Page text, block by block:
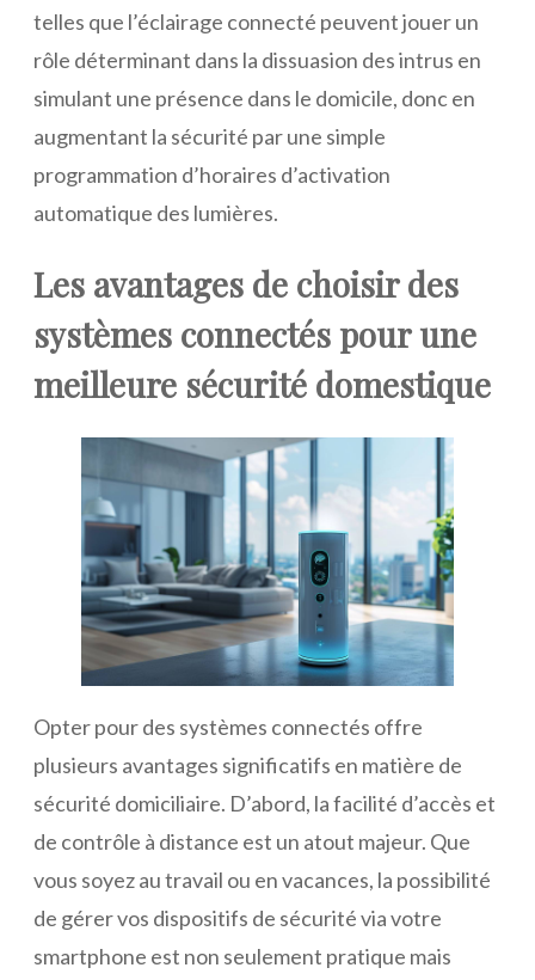
telles que l’éclairage connecté peuvent jouer un
rôle déterminant dans la dissuasion des intrus en
simulant une présence dans le domicile, donc en
augmentant la sécurité par une simple
programmation d’horaires d’activation
automatique des lumières.
Les avantages de choisir des
systèmes connectés pour une
meilleure sécurité domestique
Opter pour des systèmes connectés offre
plusieurs avantages significatifs en matière de
sécurité domiciliaire. D’abord, la facilité d’accès et
de contrôle à distance est un atout majeur. Que
vous soyez au travail ou en vacances, la possibilité
de gérer vos dispositifs de sécurité via votre
smartphone est non seulement pratique mais